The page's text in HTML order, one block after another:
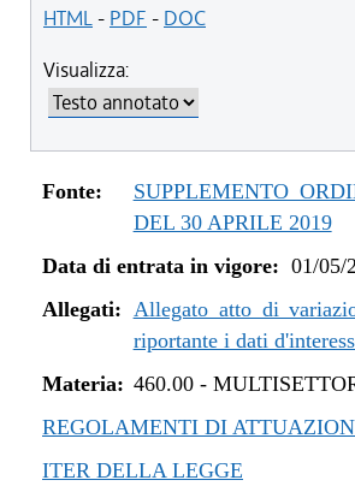
dal 05/08/2022 al 11/08/2023
dal 12/08/2021 al 05/11/2021
dal 26/02/2021 al 11/08/2021
dal 02/07/2020 al 25/02/2021
dal 01/01/2020 al 01/07/2020
dal 07/11/2019 al 31/12/2019
dal 01/05/2019 al 10/07/2019
HTML- PDF - DOC
Visualizza:
Fonte:
SUPPLEMENTO
DEL 30 APRILE 2019
Data di entrata in vigore: 01/05/
Allegati: Allegato atto di
riportante i dati
Materia: 460.00-
REGOLAMENTI DI
ITER DELLA LEGGE